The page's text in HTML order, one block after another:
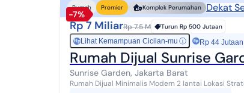
-7%
Rumah Premier Komplek Perumahan Dekat
Rp 7 MiliarRp 7.5 M Turun Rp 500 Jutaan
RpLihat Kemampuan Cicilan-mu ⓘ Rp 44
Rumah Dijual Sunrise
Sunrise Garden, Jakarta Barat
Rumah Dijual Minimalis Modern 2 lantai Lokasi Strategis Komplek Perumahan Pinggir Jalan Besar Rumah di